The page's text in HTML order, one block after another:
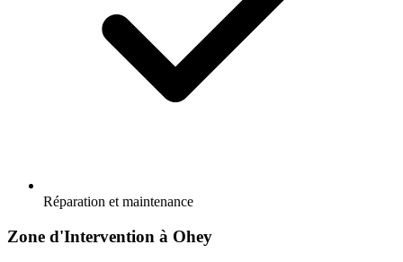
Réparation et maintenance
Zone d'Intervention à Ohey